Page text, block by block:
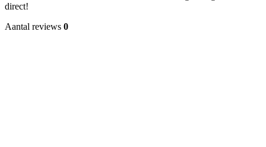
direct!
Aantal reviews 0